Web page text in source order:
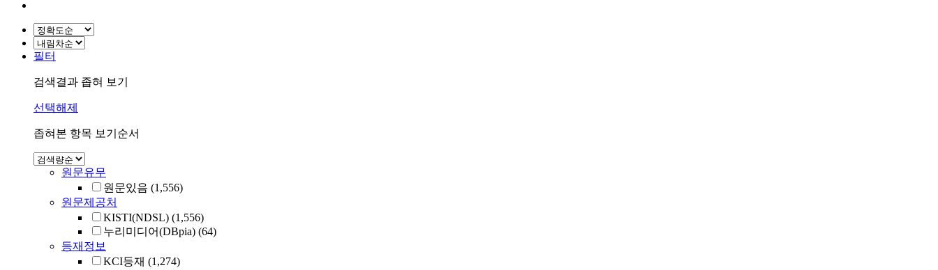
필터
검색결과 좁혀 보기
선택해제
좁혀본 항목 보기순서
원문유무
원문있음 (1,556)
원문제공처
KISTI(NDSL) (1,556)
누리미디어(DBpia) (64)
등재정보
KCI등재 (1,274)